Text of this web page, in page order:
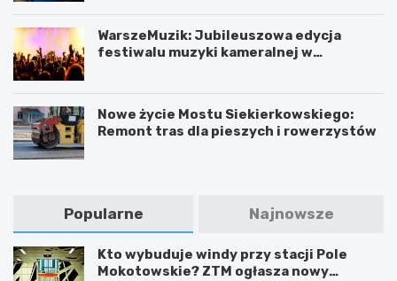
WarszeMuzik: Jubileuszowa edycja
festiwalu muzyki kameralnej w
Nowe życie Mostu Siekierkowskiego:
Remont tras dla pieszych i rowerzystów
Popularne Najnowsze
Kto wybuduje windy przy stacji Pole
Mokotowskie? ZTM ogłasza nowy